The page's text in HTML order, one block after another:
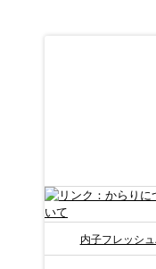
内子フレッシ